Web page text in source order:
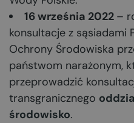
16 września 2022 –
konsultacje z sąsiadami
Ochrony Środowiska
państwom narażonym,
przeprowadzić
transgranicznego
środowisko.